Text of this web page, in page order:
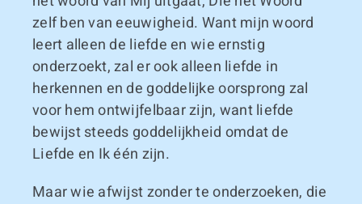
zelf ben van eeuwigheid. Want mijn woord
leert alleen de liefde en wie ernstig
onderzoekt, zal er ook alleen liefde in
herkennen en de goddelijke oorsprong zal
voor hem ontwijfelbaar zijn, want liefde
bewijst steeds goddelijkheid omdat de
Liefde en Ik één zijn.
Maar wie afwijst zonder te onderzoeken, die